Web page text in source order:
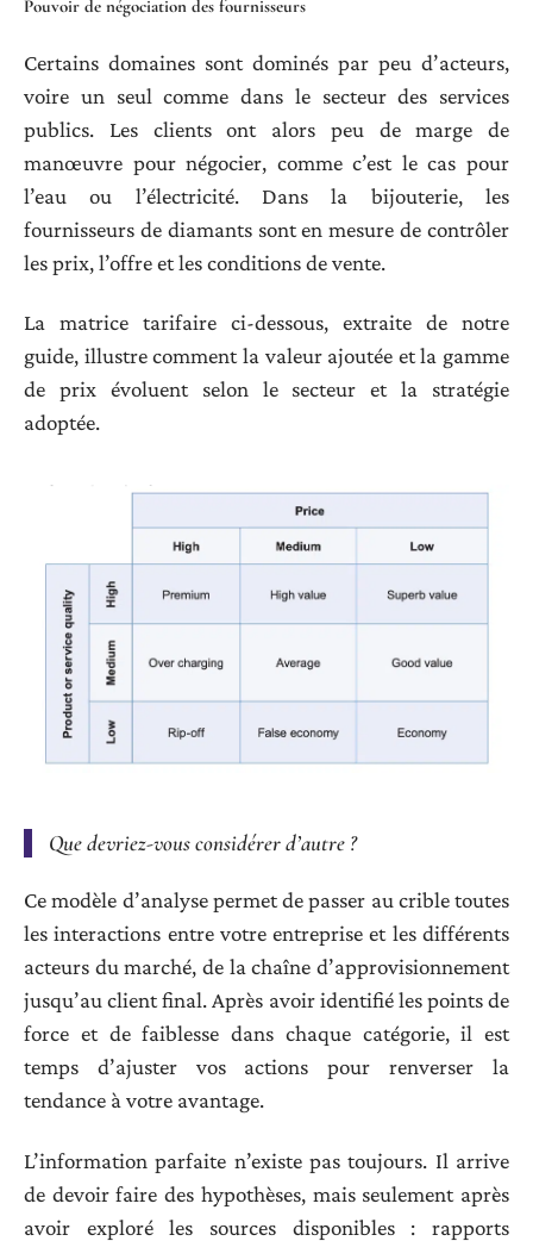
Pouvoir de négociation des fournisseurs
Certains domaines sont dominés par peu d’acteurs,
voire un seul comme dans le secteur des services
publics. Les clients ont alors peu de marge de
manœuvre pour négocier, comme c’est le cas pour
l’eau ou l’électricité. Dans la bijouterie, les
fournisseurs de diamants sont en mesure de contrôler
les prix, l’offre et les conditions de vente.
La matrice tarifaire ci-dessous, extraite de notre
guide, illustre comment la valeur ajoutée et la gamme
de prix évoluent selon le secteur et la stratégie
adoptée.
Que devriez-vous considérer d’autre ?
Ce modèle d’analyse permet de passer au crible toutes
les interactions entre votre entreprise et les différents
acteurs du marché, de la chaîne d’approvisionnement
jusqu’au client final. Après avoir identifié les points de
force et de faiblesse dans chaque catégorie, il est
temps d’ajuster vos actions pour renverser la
tendance à votre avantage.
L’information parfaite n’existe pas toujours. Il arrive
de devoir faire des hypothèses, mais seulement après
avoir exploré les sources disponibles : rapports